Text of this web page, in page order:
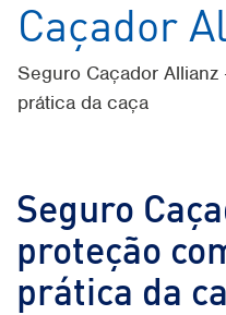
Caçador
Seguro Caçador
prática da caça
Seguro
proteção
prática da